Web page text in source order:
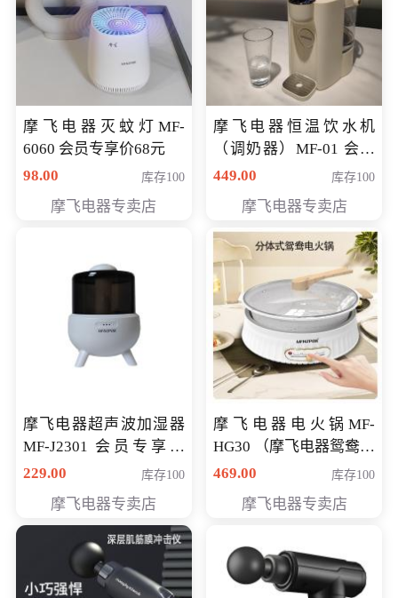
摩飞电器灭蚊灯MF-
6060 会员专享价68元
98.00
库存100
摩飞电器专卖店
摩飞电器恒温饮水机
（调奶器）MF-01 会员
专享价366元
449.00 库存100
摩飞电器专卖店
摩飞电器超声波加湿器
MF-J2301 会员专享价
168元
229.00 库存100
摩飞电器专卖店
摩飞电器电火锅MF-
HG30 （摩飞电器鸳鸯锅
MF-HG30 ） 会员专享价
469.00 库存100
摩飞电器专卖店